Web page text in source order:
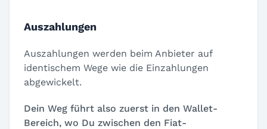
Auszahlungen
Auszahlungen werden beim Anbieter auf
identischem Wege wie die Einzahlungen
abgewickelt.
Dein Weg führt also zuerst in den Wallet-
Bereich, wo Du zwischen den Fiat-